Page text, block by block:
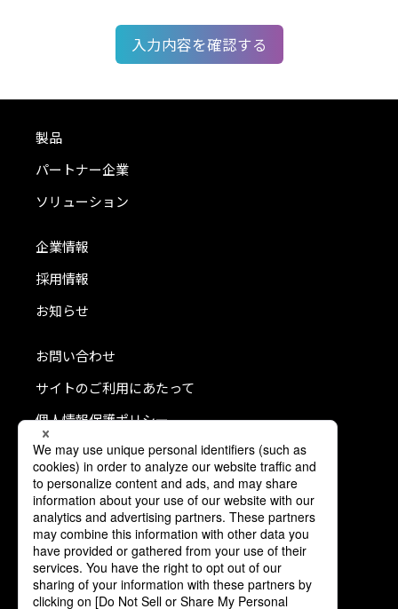
製品
パートナー企業
ソリューション
企業情報
採用情報
お知らせ
お問い合わせ
サイトのご利用にあたって
個人情報保護ポリシー
クッキーポリシー
利用者情報の外部送信について
ソーシャルメディアポリシー
コミュニティガイドライン
公式SNS